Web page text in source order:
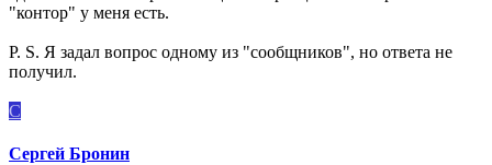
"контор" у меня есть.
P. S. Я задал вопрос одному из "сообщников", но ответа не
получил.
С
Сергей Бронин